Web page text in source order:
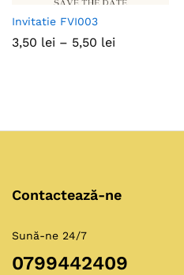
Invitatie FVI003
3,50 lei – 5,50 lei
Contactează-ne
Sună-ne 24/7
0799442409